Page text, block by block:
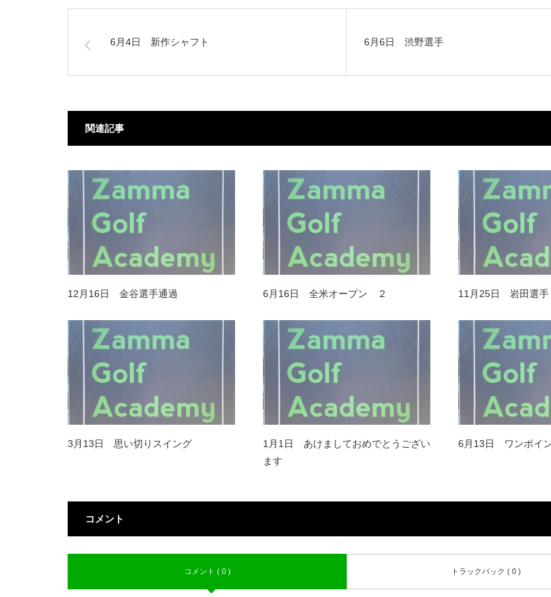
6月4日 新作シャフト 6月6日 渋野選手
関連記事
12月16日 金谷選手通過 6月16日 全米オープン ２ 11月25日 岩田選手
3月13日 思い切りスイング
1月1日 あけましておめでとうござい
ます
6月13日 ワンポイ
コメント
コメント ( 0 ) トラックバック ( 0 )